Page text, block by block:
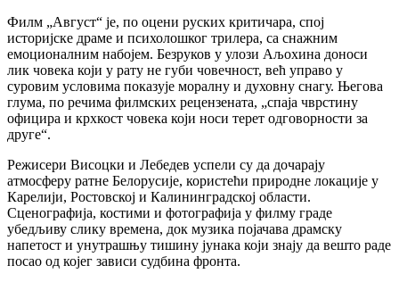
Филм „Август“ је, по оцени руских критичара, спој
историјске драме и психолошког трилера, са снажним
емоционалним набојем. Безруков у улози Аљохина доноси
лик човека који у рату не губи човечност, већ управо у
суровим условима показује моралну и духовну снагу. Његова
глума, по речима филмских рецензената, „спаја чврстину
официра и крхкост човека који носи терет одговорности за
друге“.
Режисери Висоцки и Лебедев успели су да дочарају
атмосферу ратне Белорусије, користећи природне локације у
Карелији, Ростовској и Калининградској области.
Сценографија, костими и фотографија у филму граде
убедљиву слику времена, док музика појачава драмску
напетост и унутрашњу тишину јунака који знају да вешто раде
посао од којег зависи судбина фронта.